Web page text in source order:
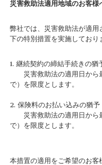
災害救助法適用地域のお客様
弊社では、災害救助法が適用
下の特別措置を実施しており
1. 継続契約の締結手続き
災害救助法の適用日から
で）を限度とします。
2. 保険料のお払い込み
災害救助法の適用日から
で）を限度とします。
本措置の適用をご希望のお客